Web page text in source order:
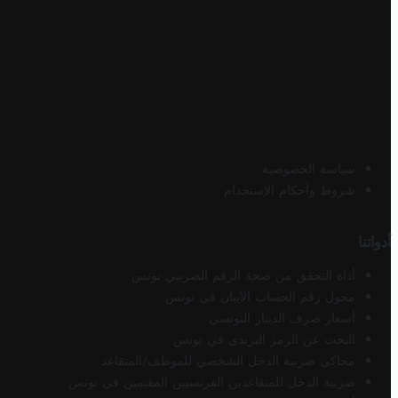
سياسة الخصوصية
شروط وأحكام الاستخدام
أدواتنا
أداة التحقق من صحة الرقم الضريبي تونس
محول رقم الحساب الآيبان في تونس
أسعار صرف الدينار التونسي
البحث عن الرمز البريدي في تونس
محاكي ضريبة الدخل الشخصي للموظف/المتقاعد
ضريبة الدخل للمتقاعدين الفرنسيين المقيمين في تونس